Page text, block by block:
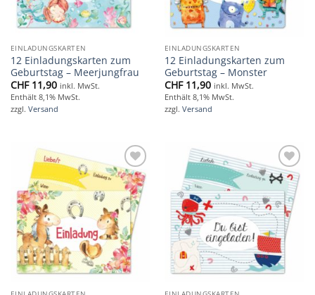
EINLADUNGSKARTEN
12 Einladungskarten zum
Geburtstag – Meerjungfrau
CHF11,90 inkl. MwSt.
Enthält 8,1% MwSt.
zzgl. Versand
EINLADUNGSKARTEN
12 Einladungskarten zum
Geburtstag – Monster
CHF11,90 inkl. MwSt.
Enthält 8,1% MwSt.
zzgl. Versand
Add to
wishlist
Add to
wishlist